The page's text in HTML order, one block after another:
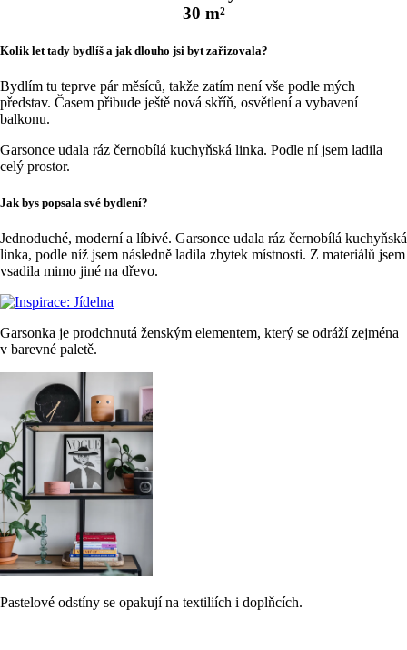
30 m²
Kolik let tady bydlíš a jak dlouho jsi byt zařizovala?
Bydlím tu teprve pár měsíců, takže zatím není vše podle mých
představ. Časem přibude ještě nová skříň, osvětlení a vybavení
balkonu.
Garsonce udala ráz černobílá kuchyňská linka. Podle ní jsem ladila
celý prostor.
Jak bys popsala své bydlení?
Jednoduché, moderní a líbivé. Garsonce udala ráz černobílá kuchyňská
linka, podle níž jsem následně ladila zbytek místnosti. Z materiálů jsem
vsadila mimo jiné na dřevo.
Garsonka je prodchnutá ženským elementem, který se odráží zejména
v barevné paletě.
Pastelové odstíny se opakují na textiliích i doplňcích.